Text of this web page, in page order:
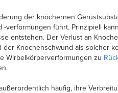
der knöchernen
-verformungen führt. Prinzipiell
entstehen. Der Verlust an
der Knochenschwund als solcher
Wirbelkörperverformungen zu
häufig, ihre